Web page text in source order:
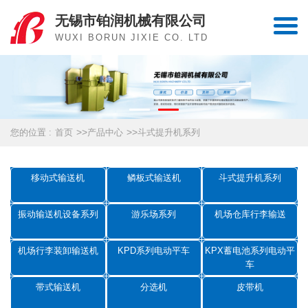
无锡市铂润机械有限公司
WUXI BORUN JIXIE CO. LTD
您的位置 : 首页 >>产品中心 >>斗式提升机系列
移动式输送机 鳞板式输送机 斗式提升机系列
振动输送机设备系列 游乐场系列 机场仓库行李输送
机场行李装卸输送机 KPD系列电动平车
KPX蓄电池系列电动平
车
带式输送机 分选机 皮带机